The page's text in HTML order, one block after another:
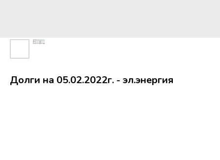
Долги на 05.02.2022г. - эл.энергия